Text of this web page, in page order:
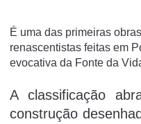
É uma das primeiras
renascentistas feitas em
evocativa da Fonte da
A classificação
construção